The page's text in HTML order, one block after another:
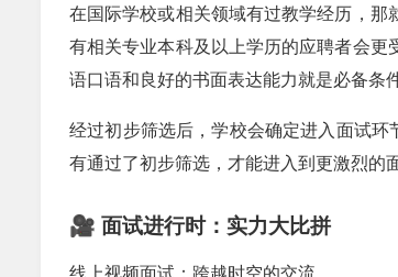
在国际学校或相关领域有过教学经历，
有相关专业本科及以上学历的应聘者会
语口语和良好的书面表达能力就是必备条件
经过初步筛选后，学校会确定进入面试
有通过了初步筛选，才能进入到更激烈的
🎥 面试进行时：实力大比拼